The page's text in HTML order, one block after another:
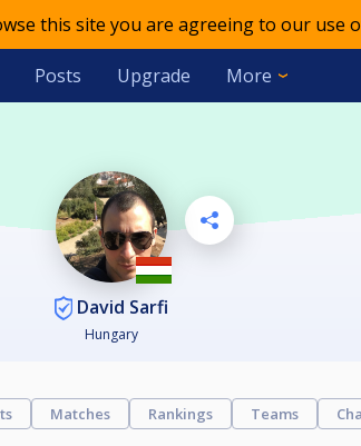
this site you are agreeing to our use
Posts Upgrade More
David Sarfi
Hungary
Matches Rankings Teams